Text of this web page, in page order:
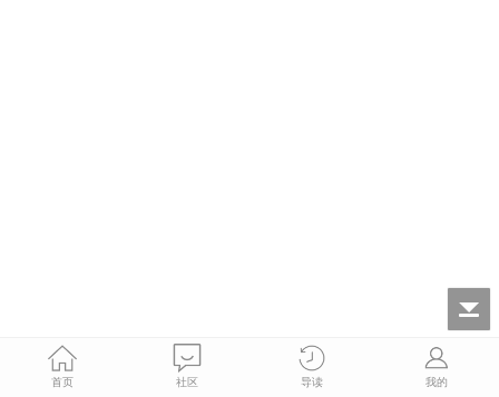
首页 社区 导读 我的